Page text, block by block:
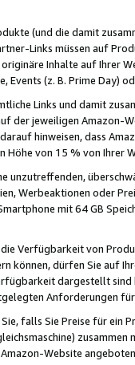
(und die damit
Links müssen auf
Inhalte auf Ihrer
Events (z. B. Prime Day)
Links und damit
der jeweiligen Amazon-
hinweisen, dass
Höhe von 15 % von Ihrer
unzutreffenden,
Werbeaktionen oder
mit 64 GB
die Verfügbarkeit von
können, dürfen Sie auf
dargestellt sind
Anforderungen
Sie, falls Sie Preise für ein
Website